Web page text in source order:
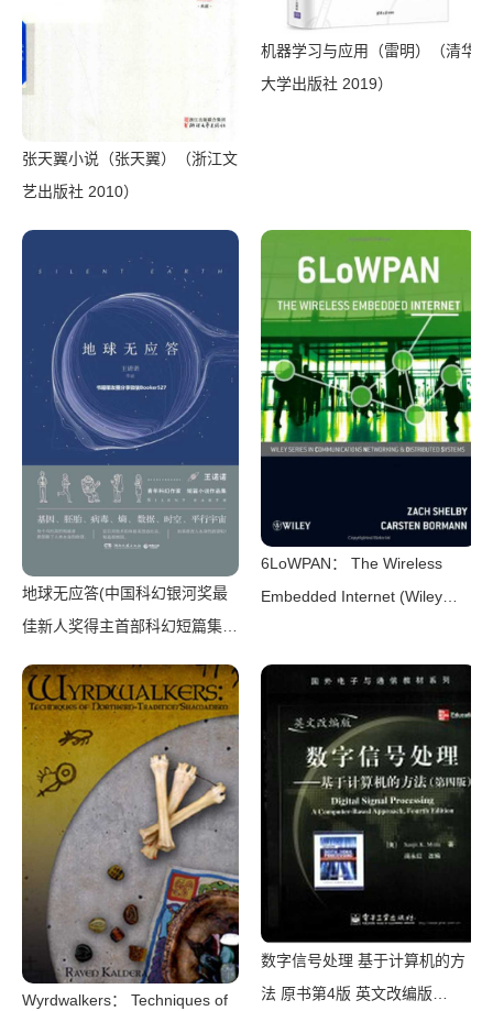
张天翼小说（张天翼）（浙江文
艺出版社 2010）
机器学习与应用（雷明）（清华
大学出版社 2019）
地球无应答(中国科幻银河奖最
佳新人奖得主首部科幻短篇集！
未来，看时间空间合伙变魔
术！)（王诺诺 [王诺诺]）（湖
南文艺出版社 2019）
6LoWPAN： The Wireless
Embedded Internet (Wiley
Networking & Distributed
Carsten Bormann）（Wiley
2010）
Wyrdwalkers： Techniques of
数字信号处理 基于计算机的方
法 原书第4版 英文改编版